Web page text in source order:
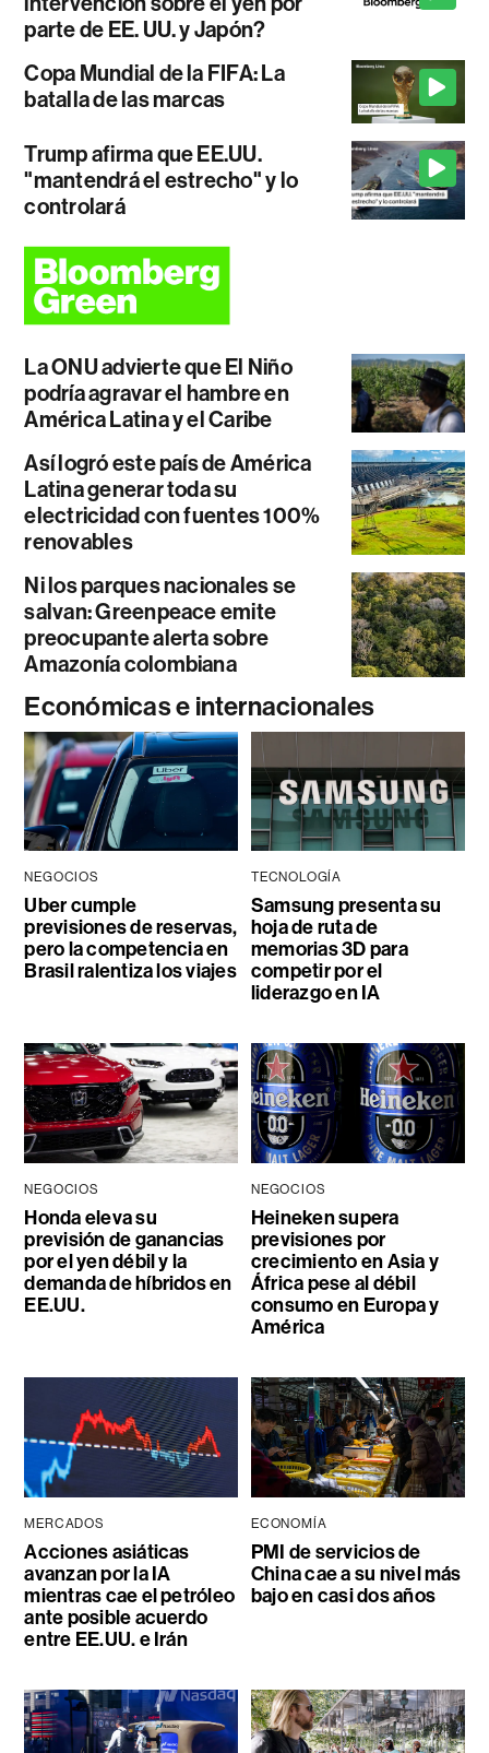
parte de EE. UU. y Japón?
Copa Mundial de la FIFA: La
batalla de las marcas
Trump afirma que EE.UU.
"mantendrá el estrecho" y lo
controlará
La ONU advierte que El Niño
podría agravar el hambre en
América Latina y el Caribe
Así logró este país de América
Latina generar toda su
electricidad con fuentes 100%
renovables
Ni los parques nacionales se
salvan: Greenpeace emite
preocupante alerta sobre
Amazonía colombiana
Económicas e internacionales
NEGOCIOS
Uber cumple
previsiones de reservas,
pero la competencia en
Brasil ralentiza los viajes
TECNOLOGÍA
Samsung presenta su
hoja de ruta de
memorias 3D para
competir por el
liderazgo en IA
NEGOCIOS
Honda eleva su
previsión de ganancias
por el yen débil y la
demanda de híbridos en
EE.UU.
NEGOCIOS
Heineken supera
previsiones por
crecimiento en Asia y
África pese al débil
consumo en Europa y
América
MERCADOS
Acciones asiáticas
avanzan por la IA
mientras cae el petróleo
ante posible acuerdo
entre EE.UU. e Irán
ECONOMÍA
PMI de servicios de
China cae a su nivel más
bajo en casi dos años